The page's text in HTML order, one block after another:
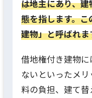
は地主にあり、
態を指します。
建物」と呼ばれま
借地権付き建物
ないといったメ
料の負担、建て